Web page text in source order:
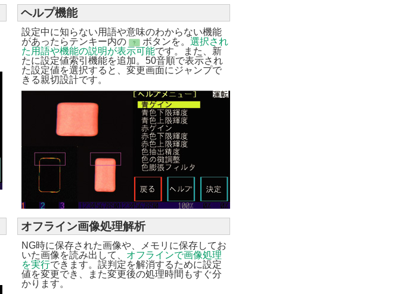
ヘルプ機能
設定中に知らない用語や意味のわからない機能
があったらテンキー内の
ボタンを。 選択され
た用語や機能の説明が表示可能です。また、新
たに設定値索引機能を追加。50音順で表示され
た設定値を選択すると、変更画面にジャンプで
きる親切設計です。
オフライン画像処理解析
NG時に保存された画像や、メモリに保存してお
いた画像を読み出して、 オフラインで画像処理
を実行できます。誤判定を解消するために設定
値を変更でき、また変更後の処理時間もすぐ分
かります。